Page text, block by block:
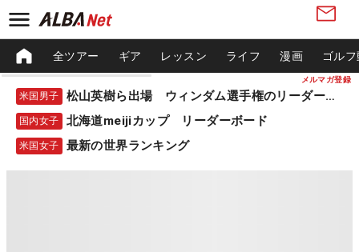
メルマガ登録
全ツアー ギア レッスン ライフ 漫画 ゴル
米国男子 松山英樹ら出場 ウィンダム選手権のリーダーボード
国内女子 北海道meijiカップ リーダーボード
米国女子 最新の世界ランキング